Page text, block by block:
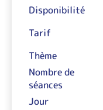
Disponibilité
Tarif
Thème
Nombre de
séances
Jour